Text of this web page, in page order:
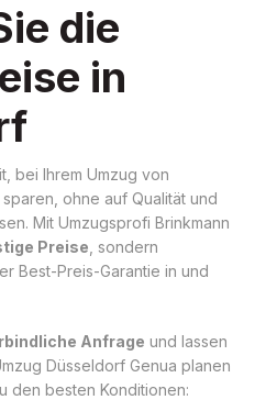
die
in
bei Ihrem Umzug von
ohne auf Qualität und
Mit Umzugsprofi Brinkmann
Preise , sondern
Best-Preis-Garantie in und
Anfrage und lassen
Düsseldorf Genua planen
den besten Konditionen: